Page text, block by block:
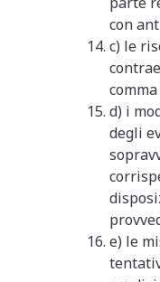
con
c) le
comma
d) i
degli
e) le